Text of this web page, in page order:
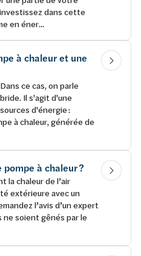
dans cette
en éner...
à chaleur et une
ce cas, on parle
Il s'agit d'une
d'énergie :
à chaleur, générée de
à chaleur ?
la chaleur de l’air
extérieure avec un
l’avis d’un expert
ne soient gênés par le